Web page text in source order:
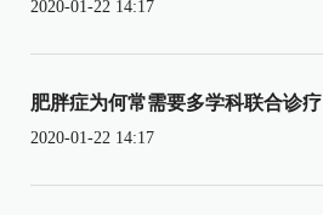
2020-01-22 14:17
肥胖症为何常需要多学科联合诊疗
2020-01-22 14:17